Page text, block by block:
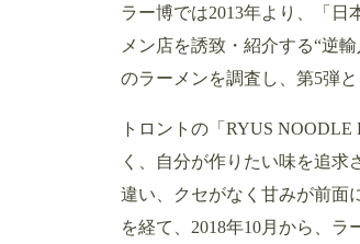
ラー博では2013年より、「
メン店を誘致・紹介する“逆
のラーメンを調査し、第5弾
トロントの「RYUS
く、自分が作りたい味を追
違い、クセがなく甘みが前面
を経て、2018年10月から、ラ